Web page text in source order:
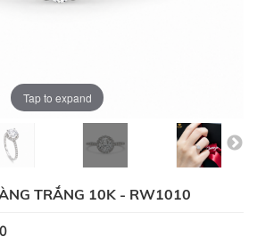
Tap to expand
TRẮNG 10K - RW1010